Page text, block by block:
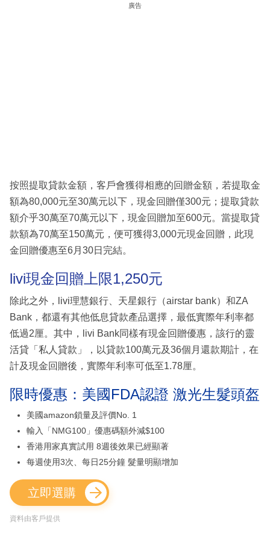
廣告
按照提取貸款金額，客戶會獲得相應的回贈金額，若提取金
額為80,000元至30萬元以下，現金回贈僅300元；提取貸款
額介乎30萬至70萬元以下，現金回贈加至600元。當提取貸
款額為70萬至150萬元，便可獲得3,000元現金回贈，此現
金回贈優惠至6月30日完結。
livi現金回贈上限1,250元
除此之外，livi理慧銀行、天星銀行（airstar bank）和ZA
Bank，都還有其他低息貸款產品選擇，最低實際年利率都
低過2厘。其中，livi Bank同樣有現金回贈優惠，該行的靈
活貸「私人貸款」，以貸款100萬元及36個月還款期計，在
計及現金回贈後，實際年利率可低至1.78厘。
限時優惠：美國FDA認證 激光生髮頭盔
美國amazon鎖量及評價No. 1
輸入「NMG100」優惠碼額外減$100
香港用家真實試用 8週後效果已經顯著
每週使用3次、每日25分鐘 髮量明顯增加
立即選購
資料由客戶提供